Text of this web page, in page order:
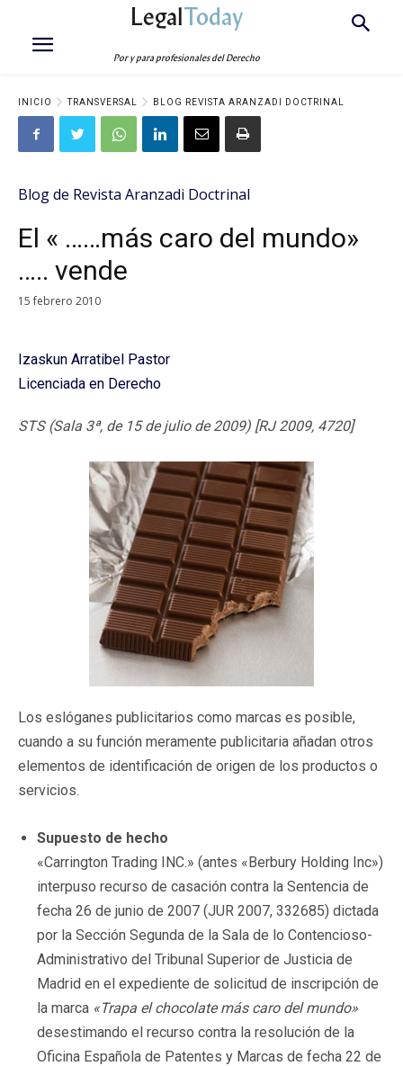
LegalToday
Por y para profesionales del Derecho
INICIO TRANSVERSAL BLOG REVISTA ARANZADI DOCTRINAL
Blog de Revista Aranzadi Doctrinal
El « ……más caro del mundo»
….. vende
15 febrero 2010
Izaskun Arratibel Pastor
Licenciada en Derecho
STS (Sala 3ª, de 15 de julio de 2009) [RJ 2009, 4720]
Los eslóganes publicitarios como marcas es posible,
cuando a su función meramente publicitaria añadan otros
elementos de identificación de origen de los productos o
servicios.
Supuesto de hecho
«Carrington Trading INC.» (antes «Berbury Holding Inc»)
interpuso recurso de casación contra la Sentencia de
fecha 26 de junio de 2007 (JUR 2007, 332685) dictada
por la Sección Segunda de la Sala de lo Contencioso-
Administrativo del Tribunal Superior de Justicia de
Madrid en el expediente de solicitud de inscripción de
la marca «Trapa el chocolate más caro del mundo»
desestimando el recurso contra la resolución de la
Oficina Española de Patentes y Marcas de fecha 22 de